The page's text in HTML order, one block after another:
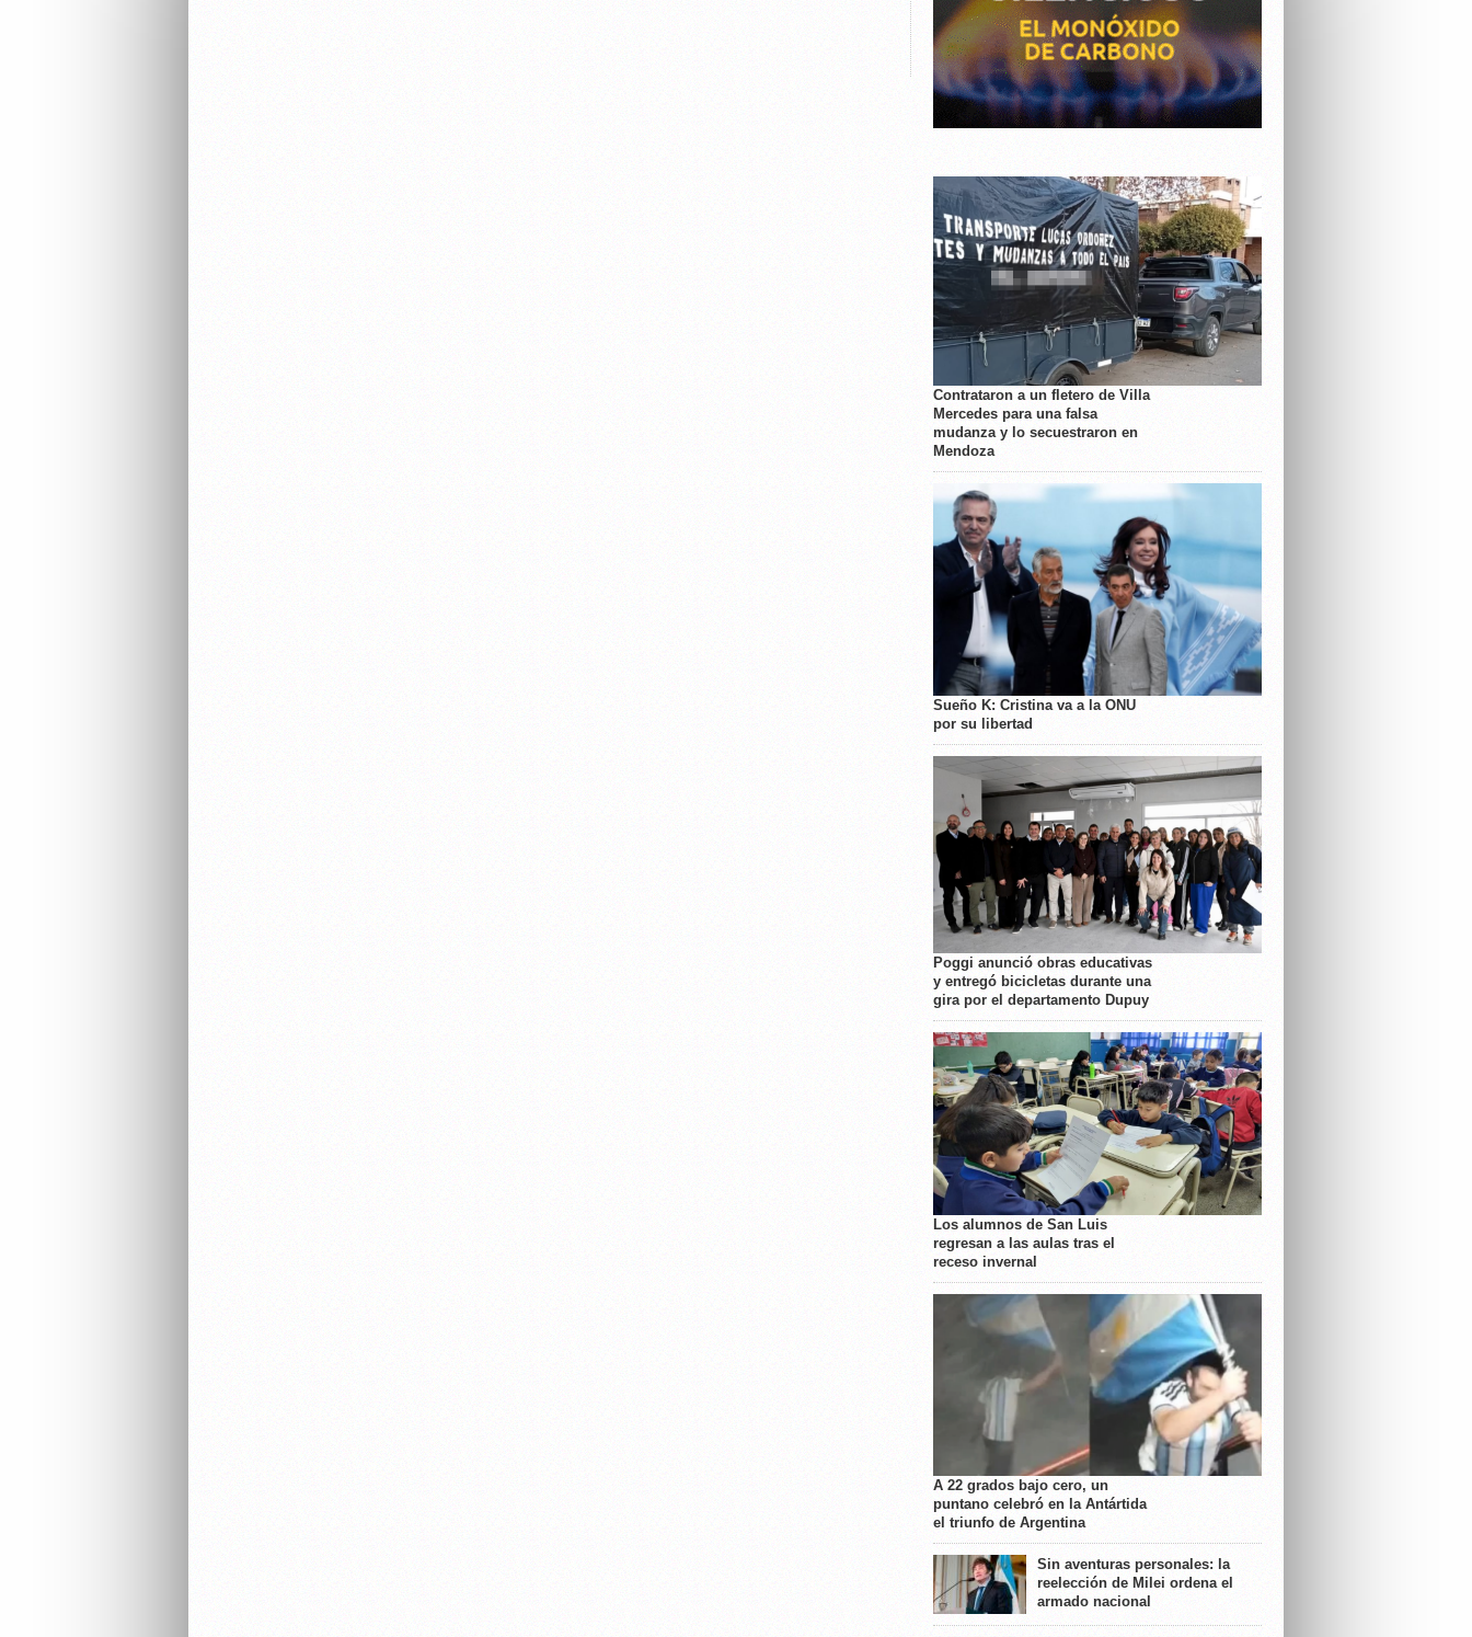
Contrataron a un fletero de Villa
Mercedes para una falsa
mudanza y lo secuestraron en
Mendoza
Sueño K: Cristina va a la ONU
por su libertad
Poggi anunció obras educativas
y entregó bicicletas durante una
gira por el departamento Dupuy
Los alumnos de San Luis
regresan a las aulas tras el
receso invernal
A 22 grados bajo cero, un
puntano celebró en la Antártida
el triunfo de Argentina
Sin aventuras personales: la
reelección de Milei ordena el
armado nacional